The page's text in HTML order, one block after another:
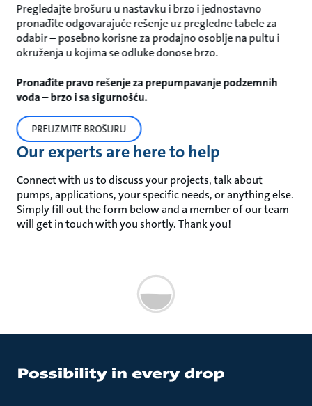
Pregledajte brošuru u nastavku i brzo i jednostavno
pronađite odgovarajuće rešenje uz pregledne tabele za
odabir – posebno korisne za prodajno osoblje na pultu i
okruženja u kojima se odluke donose brzo.
Pronađite pravo rešenje za prepumpavanje podzemnih
voda – brzo i sa sigurnošću.
PREUZMITE BROŠURU
Our experts are here to help
Connect with us to discuss your projects, talk about
pumps, applications, your specific needs, or anything else.
Simply fill out the form below and a member of our team
will get in touch with you shortly. Thank you!